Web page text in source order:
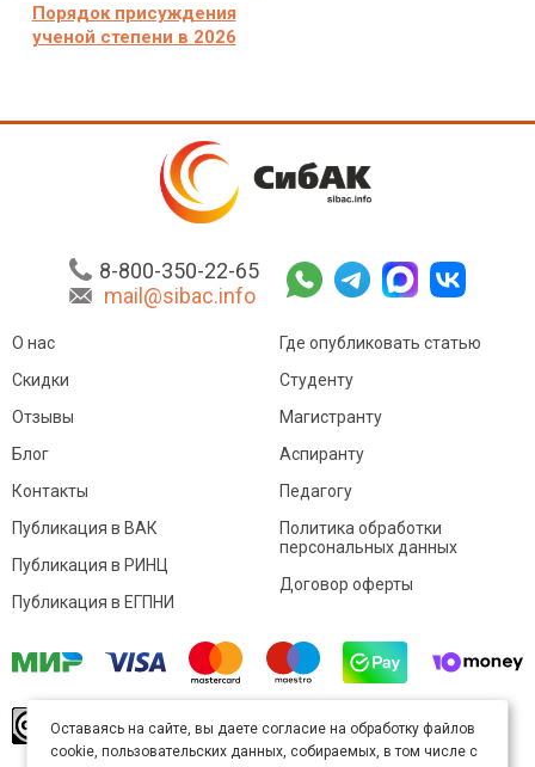
Порядок присуждения
ученой степени в 2026
8-800-350-22-65
mail@sibac.info
О нас
Скидки
Отзывы
Блог
Контакты
Где опубликовать статью
Студенту
Магистранту
Аспиранту
Педагогу
Публикация в ВАК
Публикация в РИНЦ
Публикация в ЕГПНИ
Политика обработки
персональных данных
Договор оферты
произведение доступно полицензии Creative
Commons «Attribution» («Атрибуция») 4.0
Оставаясь на сайте, вы даете согласие на обработку файлов
cookie, пользовательских данных, собираемых, в том числе с